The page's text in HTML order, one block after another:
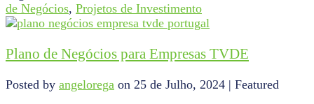
de Negócios, Projetos de Investimento
Plano de Negócios para Empresas TVDE
Posted by angelorega on 25 de Julho, 2024 | Featured